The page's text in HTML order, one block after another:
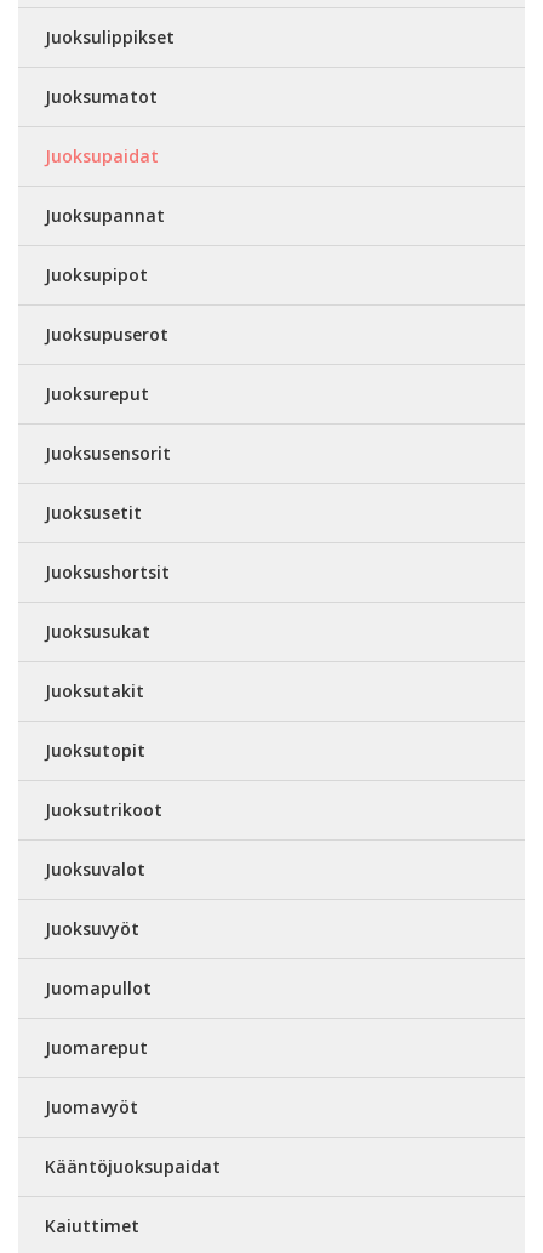
Juoksulippikset
Juoksumatot
Juoksupaidat
Juoksupannat
Juoksupipot
Juoksupuserot
Juoksureput
Juoksusensorit
Juoksusetit
Juoksushortsit
Juoksusukat
Juoksutakit
Juoksutopit
Juoksutrikoot
Juoksuvalot
Juoksuvyöt
Juomapullot
Juomareput
Juomavyöt
Kääntöjuoksupaidat
Kaiuttimet